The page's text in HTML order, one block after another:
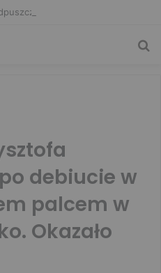
debiucie w
palcem w
Okazało